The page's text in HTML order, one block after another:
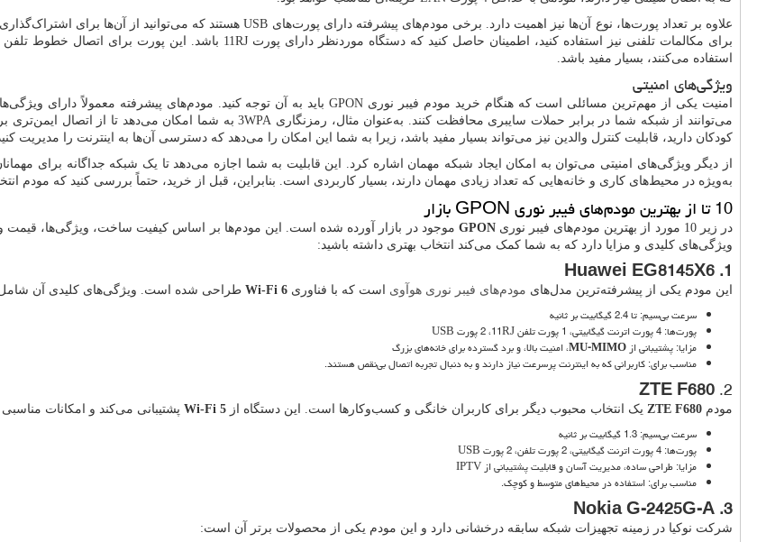
علاوه بر تعداد پورت‌ها، نوع آن‌ها نیز اهمیت دارد. برخی مودم‌های پیشرفته دارای پورت‌های USBهستند که می‌توانید از آن‌ها برای
برای مکالمات تلفنی نیز استفاده کنید، اطمینان حاصل کنید که دستگاه موردنظر دارای پورت RJ
11 باشد. این پورت برای اتصال خطوط تلفن
استفاده می‌کنند، بسیار مفید باشد.
ویژگی‌های امنیتی
امنیت یکی از مهم‌ترین مسائلی است که هنگام خرید مودم فیبر نوری GPONباید به آن توجه کنید. مودم‌های پیشرفته معمولاً دارای
می‌توانند از شبکه شما در برابر حملات سایبری محافظت کنند. به‌عنوان مثال، رمزنگاری WPA 3 به شما امکان می‌دهد تا از اتصال
کودکان دارید، قابلیت کنترل والدین نیز می‌تواند بسیار مفید باشد، زیرا به شما این امکان را می‌دهد که دسترسی آن‌ها به اینترنت را مدیریت
از دیگر ویژگی‌های امنیتی می‌توان به امکان ایجاد شبکه مهمان اشاره کرد. این قابلیت به شما اجازه می‌دهد تا یک شبکه جداگانه برای
به‌ویژه در محیط‌های کاری و خانه‌هایی که تعداد زیادی مهمان دارند، بسیار کاربردی است. بنابراین، قبل از خرید، حتماً بررسی کنید که مودم
10 تا از بهترین مودم‌های فیبر نوری GPONبازار
در زیر 10 مورد از بهترین مودم‌های فیبر نوری GPON موجود در بازار آورده شده است. این مودم‌ها بر اساس کیفیت ساخت، ویژگی‌ها، قیمت
ویژگی‌های کلیدی و مزایا دارد که به شما کمک می‌کند انتخاب بهتری داشته باشید:
1.
Huawei EG8145X6
این مودم یکی از پیشرفته‌ترین مدل‌های مودم‌های فیبر نوری هوآوی است که با فناوری Wi-Fi 6 طراحی شده است. ویژگی‌های کلیدی آن
سرعت بی‌سیم: تا 2.4 گیگابیت بر ثانیه
پورت‌ها: 4 پورت اترنت گیگابیتی، 1 پورت تلفن
RJ11، 2 پورت
USB
مزایا: پشتیبانی از MU-MIMO، امنیت بالا، و برد گسترده برای خانه‌های بزرگ
مناسب برای: کاربرانی که به اینترنت پرسرعت نیاز دارند و به دنبال تجربه اتصال بی‌نقص هستند.
2.
ZTE F680
مودم ZTE F680 یک انتخاب محبوب دیگر برای کاربران خانگی و کسب‌وکارها است. این دستگاه از Wi-Fi 5 پشتیبانی می‌کند و امکانات مناسبی
سرعت بی‌سیم: 1.3 گیگابیت بر ثانیه
پورت‌ها: 4 پورت اترنت گیگابیتی، 2 پورت تلفن، 2 پورت
USB
مزایا: طراحی ساده، مدیریت آسان و قابلیت پشتیبانی از IPTV
مناسب برای: استفاده در محیط‌های متوسط و کوچک.
3.
Nokia G-2425G-A
شرکت نوکیا در زمینه تجهیزات شبکه سابقه درخشانی دارد و این مودم یکی از محصولات برتر آن است: